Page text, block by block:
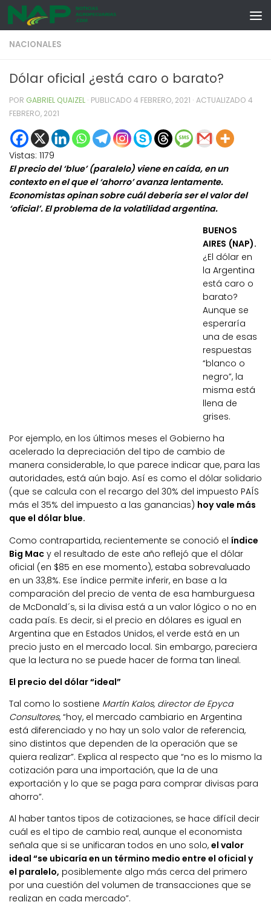
Skip to content
NACIONALES
Dólar oficial ¿está caro o barato?
POR GABRIEL QUAIZEL · PUBLICADO 4 FEBRERO, 2021 · ACTUALIZADO 4
FEBRERO, 2021
Vistas: 1179
El precio del ‘blue’ (paralelo) viene en caída, en un
contexto en el que el ‘ahorro’ avanza lentamente.
Economistas opinan sobre cuál debería ser el valor del
‘oficial’. El problema de la volatilidad argentina.
BUENOS
AIRES (NAP).
¿El dólar en
la Argentina
está caro o
barato?
Aunque se
esperaría
una de esas
respuestas
“blanco o
negro”, la
misma está
llena de
grises.
Por ejemplo, en los últimos meses el Gobierno ha
acelerado la depreciación del tipo de cambio de
manera considerable, lo que parece indicar que, para las
autoridades, está aún bajo. Así es como el dólar solidario
(que se calcula con el recargo del 30% del impuesto PAÍS
más el 35% del impuesto a las ganancias) hoy vale más
que el dólar blue.
Como contrapartida, recientemente se conoció el índice
Big Mac y el resultado de este año reflejó que el dólar
oficial (en $85 en ese momento), estaba sobrevaluado
en un 33,8%. Ese índice permite inferir, en base a la
comparación del precio de venta de esa hamburguesa
de McDonald´s, si la divisa está a un valor lógico o no en
cada país. Es decir, si el precio en dólares es igual en
Argentina que en Estados Unidos, el verde está en un
precio justo en el mercado local. Sin embargo, pareciera
que la lectura no se puede hacer de forma tan lineal.
El precio del dólar “ideal”
Tal como lo sostiene Martín Kalos, director de Epyca
Consultores, “hoy, el mercado cambiario en Argentina
está diferenciado y no hay un solo valor de referencia,
sino distintos que dependen de la operación que se
quiera realizar”. Explica al respecto que “no es lo mismo la
cotización para una importación, que la de una
exportación y lo que se paga para comprar divisas para
ahorro”.
Al haber tantos tipos de cotizaciones, se hace difícil decir
cuál es el tipo de cambio real, aunque el economista
señala que si se unificaran todos en uno solo, el valor
ideal “se ubicaría en un término medio entre el oficial y
el paralelo, posiblemente algo más cerca del primero
por una cuestión del volumen de transacciones que se
realizan en cada mercado”.